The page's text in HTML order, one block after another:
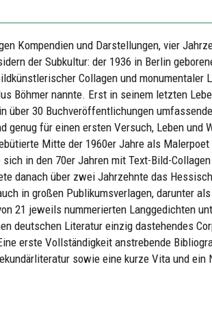
Kompendien und Darstellungen, vier
der Subkultur: der 1936 in Berlin
Collagen und monumentaler
Böhmer nannte. Erst in seinem letzten
über 30 Buchveröffentlichungen
genug für einen ersten Versuch, Leben und
Mitte der 1960er Jahre als
in den 70er Jahren mit Text-Bild-
danach über zwei Jahrzehnte das
in großen Publikumsverlagen, darunter als
21 jeweils nummerierten Langgedichten
deutschen Literatur einzig dastehendes
erste Vollständigkeit anstrebende
sowie eine kurze Vita und ein